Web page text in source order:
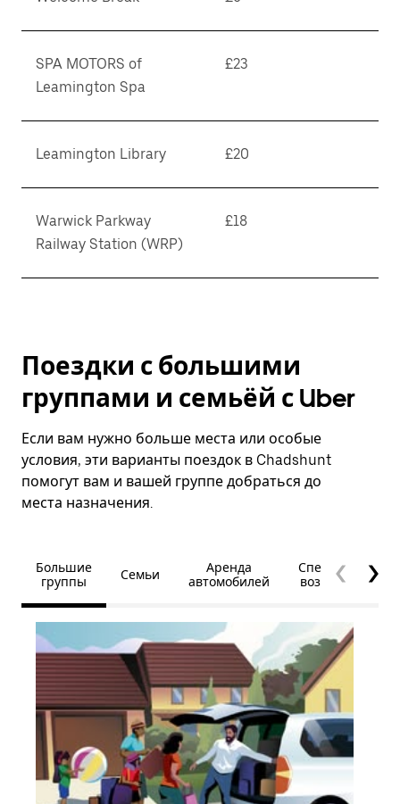
SPA MOTORS of
Leamington Spa
£23
Leamington Library £20
Warwick Parkway
Railway Station (WRP)
£18
Поездки с большими
группами и семьёй с Uber
Если вам нужно больше места или особые
условия, эти варианты поездок в Chadshunt
помогут вам и вашей группе добраться до
места назначения.
Большие
группы
Семьи
Аренда
автомобилей
Специальные
возможности